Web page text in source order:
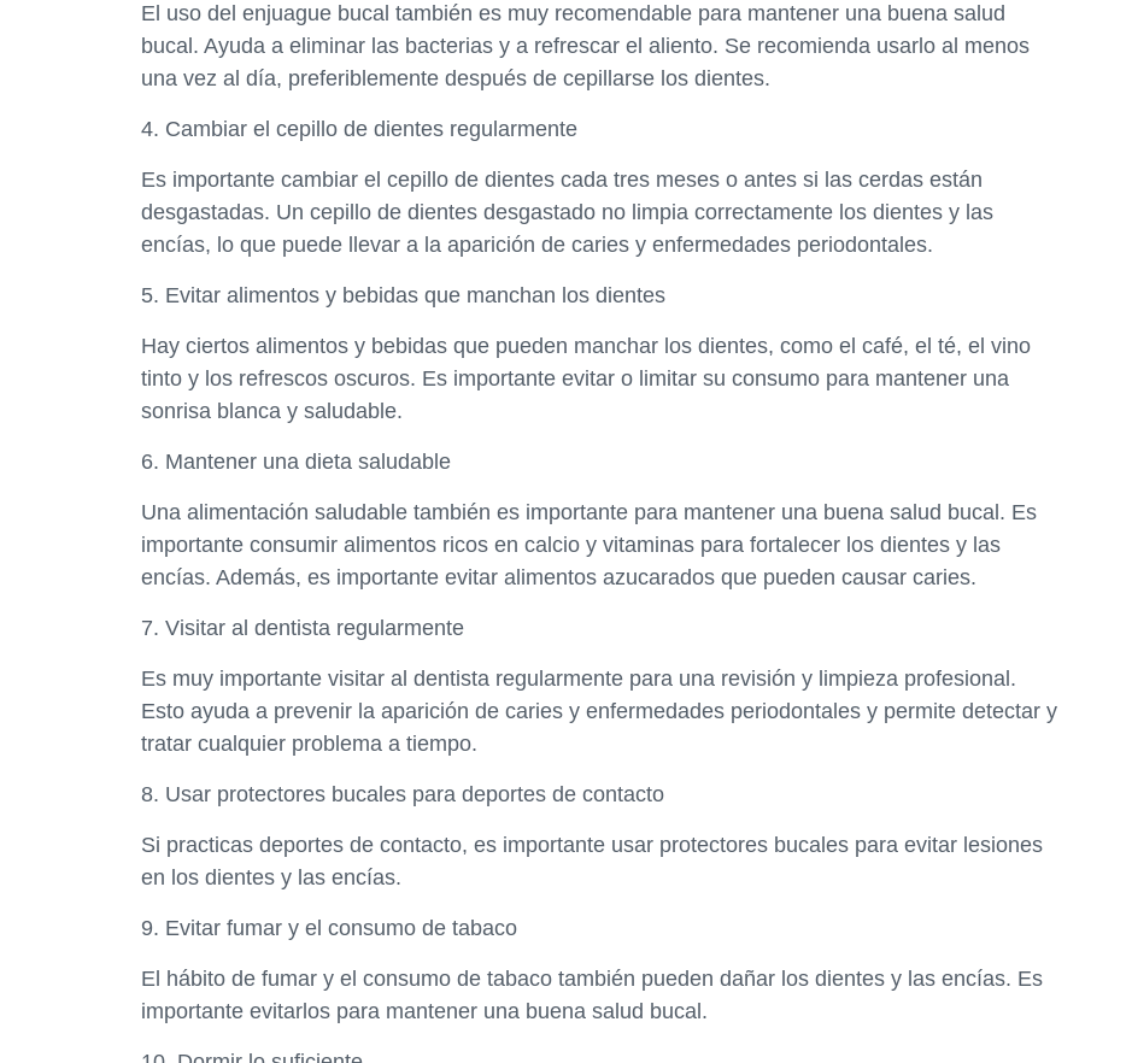
El uso del enjuague bucal también es muy recomendable para mantener una buena salud
bucal. Ayuda a eliminar las bacterias y a refrescar el aliento. Se recomienda usarlo al menos
una vez al día, preferiblemente después de cepillarse los dientes.
4. Cambiar el cepillo de dientes regularmente
Es importante cambiar el cepillo de dientes cada tres meses o antes si las cerdas están
desgastadas. Un cepillo de dientes desgastado no limpia correctamente los dientes y las
encías, lo que puede llevar a la aparición de caries y enfermedades periodontales.
5. Evitar alimentos y bebidas que manchan los dientes
Hay ciertos alimentos y bebidas que pueden manchar los dientes, como el café, el té, el vino
tinto y los refrescos oscuros. Es importante evitar o limitar su consumo para mantener una
sonrisa blanca y saludable.
6. Mantener una dieta saludable
Una alimentación saludable también es importante para mantener una buena salud bucal. Es
importante consumir alimentos ricos en calcio y vitaminas para fortalecer los dientes y las
encías. Además, es importante evitar alimentos azucarados que pueden causar caries.
7. Visitar al dentista regularmente
Es muy importante visitar al dentista regularmente para una revisión y limpieza profesional.
Esto ayuda a prevenir la aparición de caries y enfermedades periodontales y permite detectar y
tratar cualquier problema a tiempo.
8. Usar protectores bucales para deportes de contacto
Si practicas deportes de contacto, es importante usar protectores bucales para evitar lesiones
en los dientes y las encías.
9. Evitar fumar y el consumo de tabaco
El hábito de fumar y el consumo de tabaco también pueden dañar los dientes y las encías. Es
importante evitarlos para mantener una buena salud bucal.